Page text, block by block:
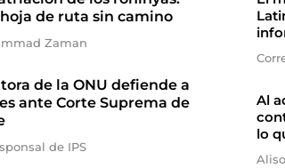
de ruta sin camino
Zaman
de la ONU defiende a
ante Corte Suprema de
de IPS
Al
lo